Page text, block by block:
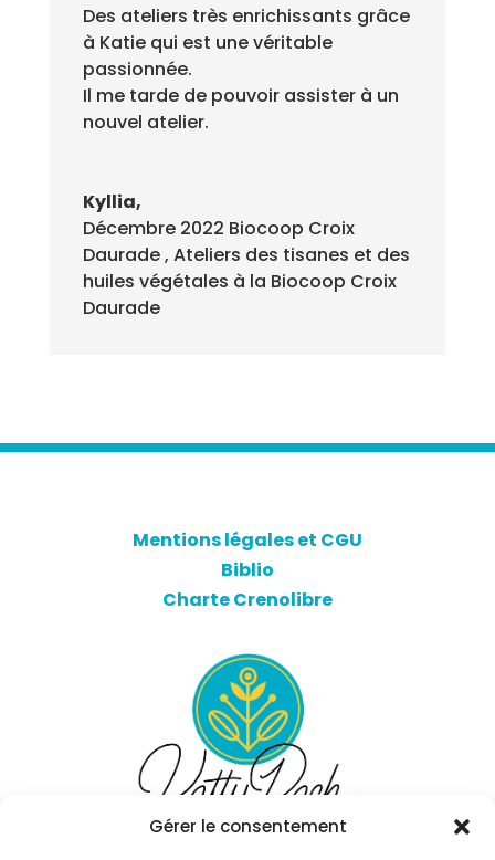
Gérer le consentement
Des ateliers très enrichissants grâce
à Katie qui est une véritable
passionnée.
Il me tarde de pouvoir assister à un
nouvel atelier.
Kyllia,
Décembre 2022 Biocoop Croix
Daurade, Ateliers des tisanes et des
huiles végétales à la Biocoop Croix
Daurade
Mentions légales et CGU
Biblio
Charte Crenolibre